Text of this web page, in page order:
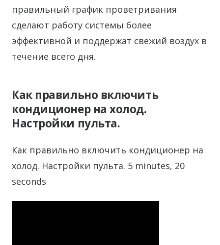
правильный график проветривания
сделают работу системы более
эффективной и поддержат свежий воздух в
течение всего дня.
Как правильно включить
кондиционер на холод.
Настройки пульта.
Как правильно включить кондиционер на
холод. Настройки пульта. 5 minutes, 20
seconds